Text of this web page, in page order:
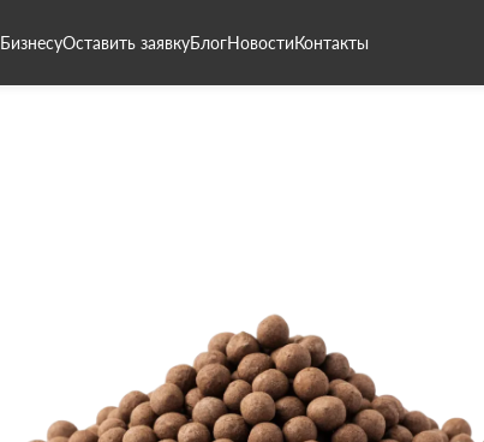
БизнесуОставить заявкуБлогНовостиКонтакты